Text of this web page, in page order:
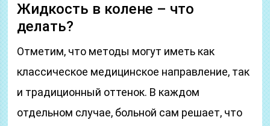
Жидкость в колене – что
делать?
Отметим, что методы могут иметь как
классическое медицинское направление, так
и традиционный оттенок. В каждом
отдельном случае, больной сам решает, что